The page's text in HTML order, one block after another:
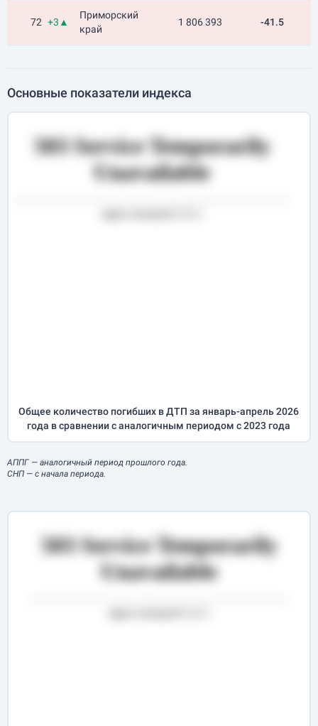
72 +3▲
Приморский
край
1 806 393 -41.5
Основные показатели индекса
Общее количество погибших в ДТП заянварь-апрель2026
года в сравнении с аналогичным периодом с 2023 года
АППГ — аналогичный период прошлого года.
СНП — с начала периода.